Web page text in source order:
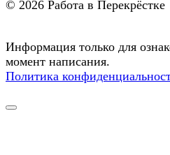
© 2026 Работа в Перекрёстке
Информация только для
момент написания.
Политика